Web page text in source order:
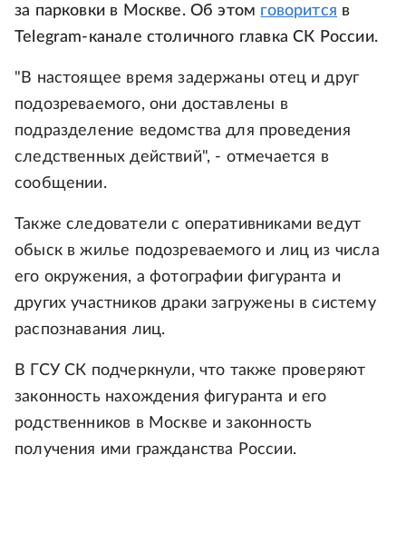
за парковки в Москве. Об этом говорится в
Telegram-канале столичного главка СК России.
"В настоящее время задержаны отец и друг
подозреваемого, они доставлены в
подразделение ведомства для проведения
следственных действий", - отмечается в
сообщении.
Также следователи с оперативниками ведут
обыск в жилье подозреваемого и лиц из числа
его окружения, а фотографии фигуранта и
других участников драки загружены в систему
распознавания лиц.
В ГСУ СК подчеркнули, что также проверяют
законность нахождения фигуранта и его
родственников в Москве и законность
получения ими гражданства России.